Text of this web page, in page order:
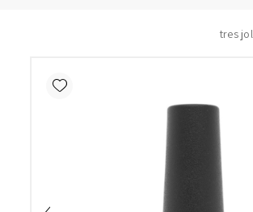
Add wishlist